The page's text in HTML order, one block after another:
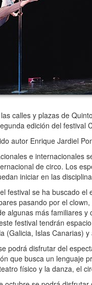
calles y plazas de
edición del
autor Enrique Jardiel
e internacionales
de circo. Los
iniciar en las
festival se ha buscado el
pasando por el
algunas más familiares
festival tendrán
(Galicia, Islas Canarias)
podrá disfrutar del
que busca un lenguaje
físico y la danza, el